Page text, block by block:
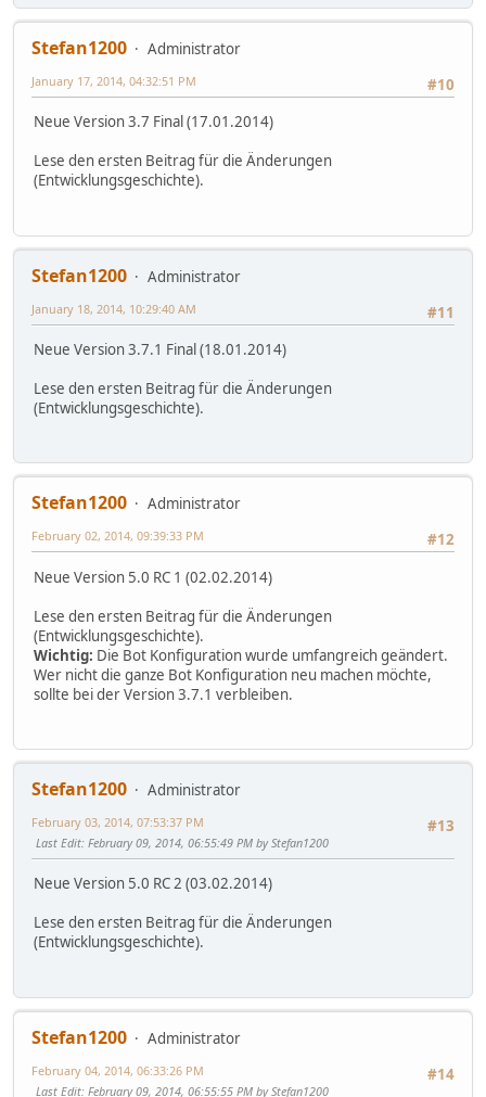
Stefan1200
Administrator
#10
January 17, 2014, 04:32:51 PM
Neue Version 3.7 Final (17.01.2014)
Lese den ersten Beitrag für die Änderungen
(Entwicklungsgeschichte).
Stefan1200
Administrator
#11
January 18, 2014, 10:29:40 AM
Neue Version 3.7.1 Final (18.01.2014)
Lese den ersten Beitrag für die Änderungen
(Entwicklungsgeschichte).
Stefan1200
Administrator
#12
February 02, 2014, 09:39:33 PM
Neue Version 5.0 RC 1 (02.02.2014)
Lese den ersten Beitrag für die Änderungen
(Entwicklungsgeschichte).
Wichtig: Die Bot Konfiguration wurde umfangreich geändert.
Wer nicht die ganze Bot Konfiguration neu machen möchte,
sollte bei der Version 3.7.1 verbleiben.
Stefan1200
Administrator
#13
February 03, 2014, 07:53:37 PM
Last Edit: February 09, 2014, 06:55:49 PM by Stefan1200
Neue Version 5.0 RC 2 (03.02.2014)
Lese den ersten Beitrag für die Änderungen
(Entwicklungsgeschichte).
Stefan1200
Administrator
#14
February 04, 2014, 06:33:26 PM
Last Edit: February 09, 2014, 06:55:55 PM by Stefan1200